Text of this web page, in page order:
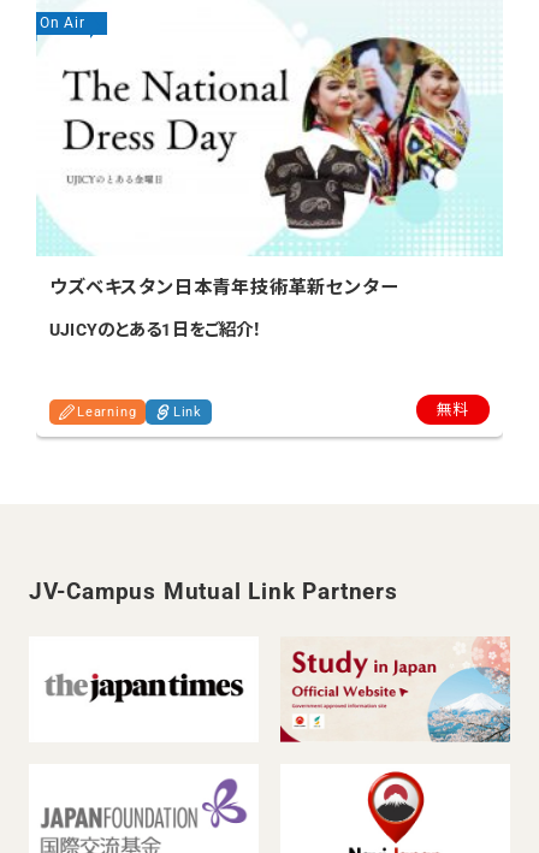
ウズベキスタン日本青年技術革新センター
UJICYのとある1日をご紹介！
Learning Link 無料
On Air
JV-Campus Mutual Link Partners